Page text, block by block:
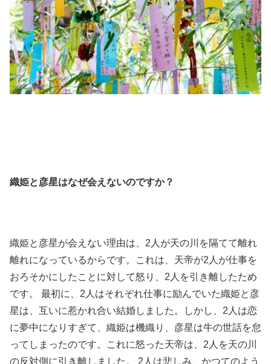
織姫と彦星はなぜ会えないのですか？
織姫と彦星が会えない理由は、2人が天の川を隔てて離れ
離れになっているからです。これは、天帝が2人が仕事を
おろそかにしたことに対して怒り、2人を引き離したため
です。 最初に、2人はそれぞれ仕事に励んでいた織姫と彦
星は、互いに惹かれ合い結婚しました。しかし、2人は恋
に夢中になりすぎて、織姫は機織り、彦星は牛の世話を怠
ってしまったのです。これに怒った天帝は、2人を天の川
の反対側に引き離しました。 2人は悲しみ、かつてのよう